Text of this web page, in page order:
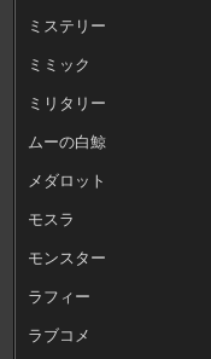
ミステリー
ミミック
ミリタリー
ムーの白鯨
メダロット
モスラ
モンスター
ラフィー
ラブコメ